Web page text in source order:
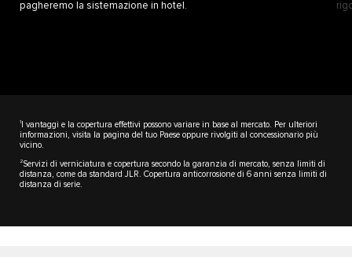
pagheremo la sistemazione in hotel.
1
I vantaggi e la copertura effettivi possono variare in base al mercato. Per ulteriori
informazioni, visita la pagina del tuo Paese oppure rivolgiti al concessionario più
vicino.
2Servizi di verniciatura e copertura secondo la garanzia di mercato, senza limiti di
distanza, come da standard JLR. Copertura anticorrosione di 6 anni senza limiti di
distanza di serie.